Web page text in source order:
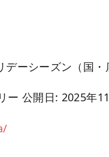
ーシーズン（国・
ー 公開日: 2025年